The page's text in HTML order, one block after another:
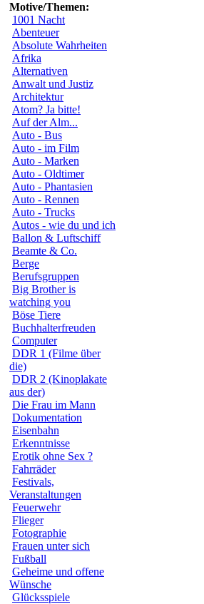
Motive/Themen:
1001 Nacht
Abenteuer
Absolute Wahrheiten
Afrika
Alternativen
Anwalt und Justiz
Architektur
Atom? Ja bitte!
Auf der Alm...
Auto - Bus
Auto - im Film
Auto - Marken
Auto - Oldtimer
Auto - Phantasien
Auto - Rennen
Auto - Trucks
Autos - wie du und ich
Ballon & Luftschiff
Beamte & Co.
Berge
Berufsgruppen
Big Brother is
watching you
Böse Tiere
Buchhalterfreuden
Computer
DDR 1 (Filme über
die)
DDR 2 (Kinoplakate
aus der)
Die Frau im Mann
Dokumentation
Eisenbahn
Erkenntnisse
Erotik ohne Sex ?
Fahrräder
Festivals,
Veranstaltungen
Feuerwehr
Flieger
Fotographie
Frauen unter sich
Fußball
Geheime und offene
Wünsche
Glücksspiele